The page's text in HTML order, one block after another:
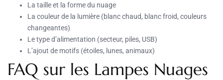
La taille et la forme du nuage
La couleur de la lumière (blanc chaud, blanc froid, couleurs
changeantes)
Le type d’alimentation (secteur, piles, USB)
L’ajout de motifs (étoiles, lunes, animaux)
FAQ sur les Lampes Nuages